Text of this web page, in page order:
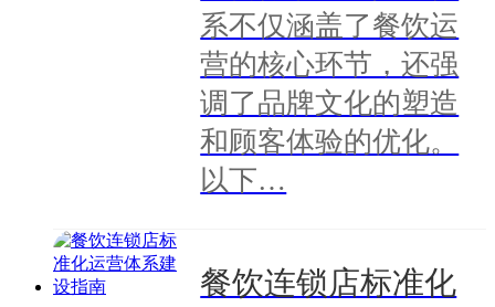
系不仅涵盖了餐饮运
营的核心环节，还强
调了品牌文化的塑造
和顾客体验的优化。
以下…
餐饮连锁店标准化